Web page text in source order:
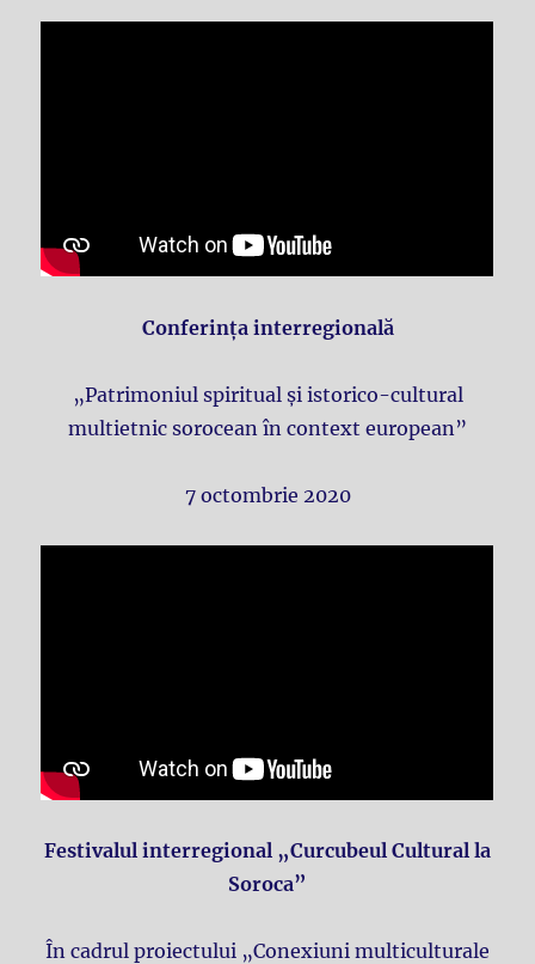
Conferința interregională
„Patrimoniul spiritual și istorico-cultural
multietnic sorocean în context european”
7 octombrie 2020
Festivalul interregional „Curcubeul Cultural la
Soroca”
În cadrul proiectului „Conexiuni multiculturale